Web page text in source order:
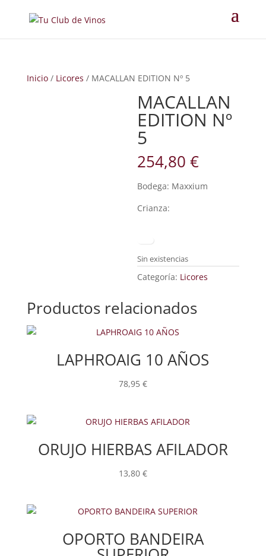
Inicio/ Licores / MACALLAN EDITION Nº 5
MACALLAN
EDITION Nº
5
254,80€
Bodega: Maxxium
Crianza:
Sin existencias
Categoría: Licores
Productos relacionados
LAPHROAIG 10 AÑOS
78,95 €
ORUJO HIERBAS AFILADOR
13,80 €
OPORTO BANDEIRA